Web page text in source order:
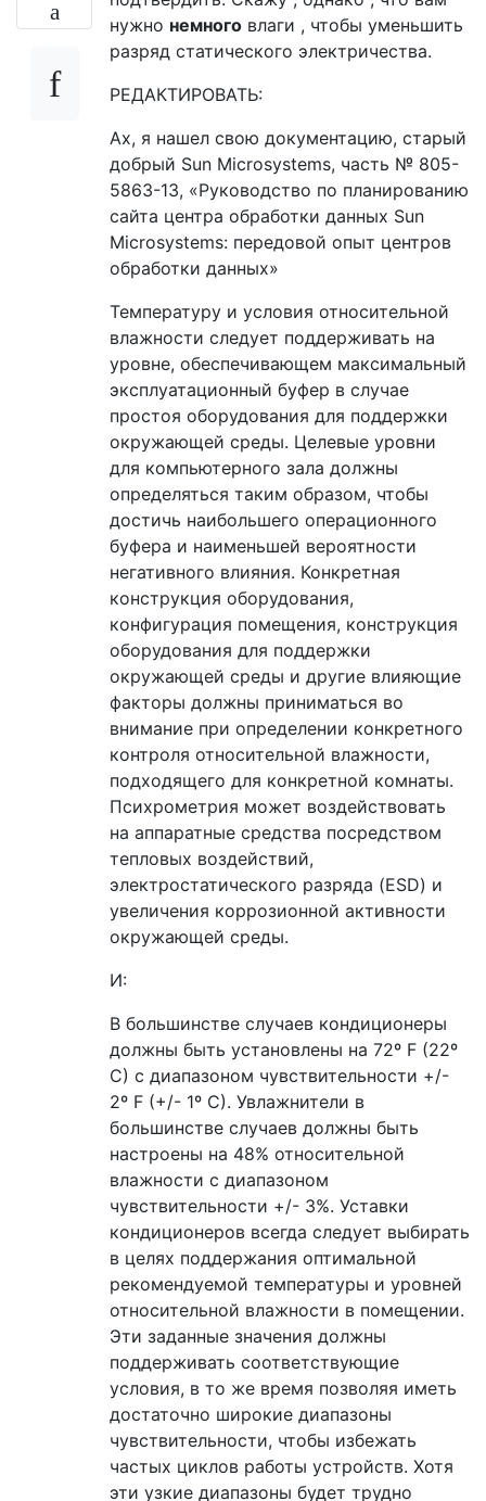
нужно немного влаги , чтобы уменьшить
разряд статического электричества.
РЕДАКТИРОВАТЬ:
Ах, я нашел свою документацию, старый
добрый Sun Microsystems, часть № 805-
5863-13, «Руководство по планированию
сайта центра обработки данных Sun
Microsystems: передовой опыт центров
обработки данных»
Температуру и условия относительной
влажности следует поддерживать на
уровне, обеспечивающем максимальный
эксплуатационный буфер в случае
простоя оборудования для поддержки
окружающей среды. Целевые уровни
для компьютерного зала должны
определяться таким образом, чтобы
достичь наибольшего операционного
буфера и наименьшей вероятности
негативного влияния. Конкретная
конструкция оборудования,
конфигурация помещения, конструкция
оборудования для поддержки
окружающей среды и другие влияющие
факторы должны приниматься во
внимание при определении конкретного
контроля относительной влажности,
подходящего для конкретной комнаты.
Психрометрия может воздействовать
на аппаратные средства посредством
тепловых воздействий,
электростатического разряда (ESD) и
увеличения коррозионной активности
окружающей среды.
И:
В большинстве случаев кондиционеры
должны быть установлены на 72º F (22º
C) с диапазоном чувствительности +/-
2º F (+/- 1º C). Увлажнители в
большинстве случаев должны быть
настроены на 48% относительной
влажности с диапазоном
чувствительности +/- 3%. Уставки
кондиционеров всегда следует выбирать
в целях поддержания оптимальной
рекомендуемой температуры и уровней
относительной влажности в помещении.
Эти заданные значения должны
поддерживать соответствующие
условия, в то же время позволяя иметь
достаточно широкие диапазоны
чувствительности, чтобы избежать
частых циклов работы устройств. Хотя
эти узкие диапазоны будет трудно